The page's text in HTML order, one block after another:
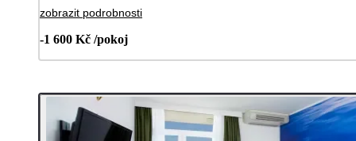
zobrazit podrobnosti
-1 600 Kč /pokoj